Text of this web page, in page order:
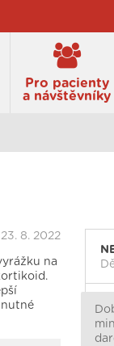
Pro pacienty
a návštěvníky
23. 8. 2022
na
nutné